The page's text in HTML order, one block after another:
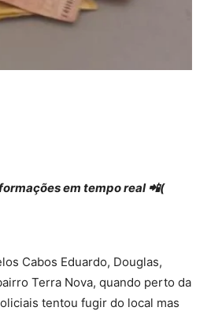
em tempo real 📲(
Cabos Eduardo, Douglas,
Terra Nova, quando perto da
tentou fugir do local mas